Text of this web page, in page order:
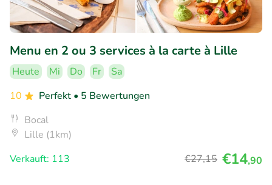
Menu en 2 ou 3 services à la carte à Lille
Heute Mi Do Fr
Sa
10
Perfekt • 5 Bewertungen
Bocal
Lille (1km)
Verkauft: 113
€27,15 €14,90